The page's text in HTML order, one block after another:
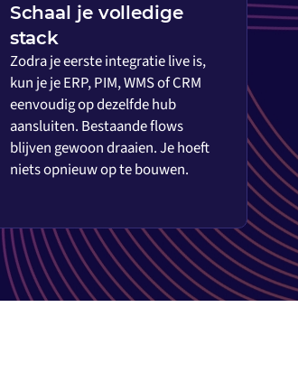
Schaal je volledige
stack
Zodra je eerste integratie live is,
kun je je ERP, PIM, WMS of CRM
eenvoudig op dezelfde hub
aansluiten. Bestaande flows
blijven gewoon draaien. Je hoeft
niets opnieuw op te bouwen.